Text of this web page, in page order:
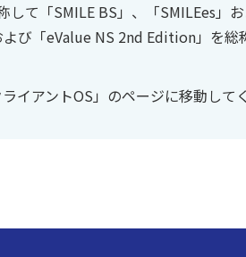
て「SMILE BS」、「SMILEes」
び「eValue NS 2nd Edition」を総
イアントOS」のページに移動して